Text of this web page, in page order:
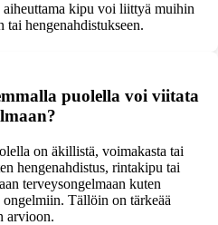
aiheuttama kipu voi liittyä muihin
hengenahdistukseen.
puolella voi viitata
on äkillistä, voimakasta tai
hengenahdistus, rintakipu tai
terveysongelmaan kuten
Tällöin on tärkeää
arvioon.